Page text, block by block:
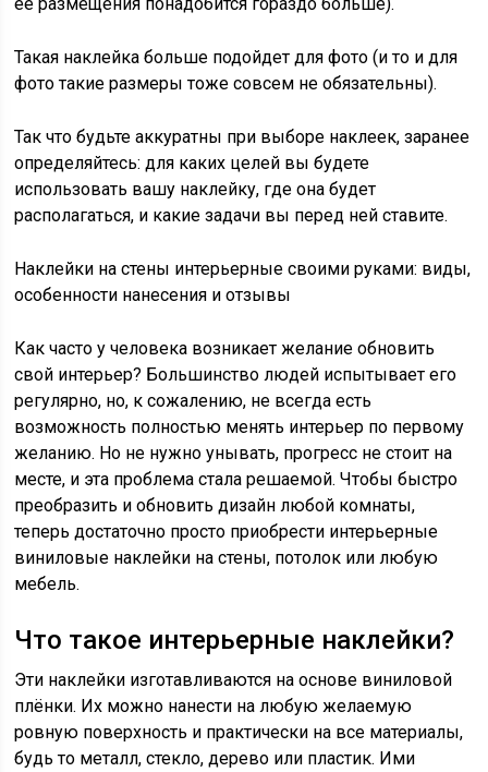
Такая наклейка больше подойдет для фото (и то и для
фото такие размеры тоже совсем не обязательны).
Так что будьте аккуратны при выборе наклеек, заранее
определяйтесь: для каких целей вы будете
использовать вашу наклейку, где она будет
располагаться, и какие задачи вы перед ней ставите.
Наклейки на стены интерьерные своими руками: виды,
особенности нанесения и отзывы
Как часто у человека возникает желание обновить
свой интерьер? Большинство людей испытывает его
регулярно, но, к сожалению, не всегда есть
возможность полностью менять интерьер по первому
желанию. Но не нужно унывать, прогресс не стоит на
месте, и эта проблема стала решаемой. Чтобы быстро
преобразить и обновить дизайн любой комнаты,
теперь достаточно просто приобрести интерьерные
виниловые наклейки на стены, потолок или любую
мебель.
Что такое интерьерные наклейки?
Эти наклейки изготавливаются на основе виниловой
плёнки. Их можно нанести на любую желаемую
ровную поверхность и практически на все материалы,
будь то металл, стекло, дерево или пластик. Ими